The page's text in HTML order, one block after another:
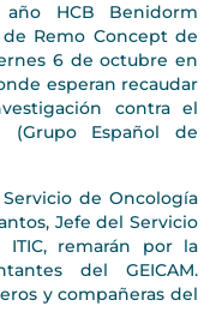
HCB Benidorm
Remo Concept de
6 de octubre en
esperan recaudar
contra el
(Grupo Español de
de Oncología
Jefe del Servicio
ITIC, remarán por la
del GEICAM.
y compañeras del